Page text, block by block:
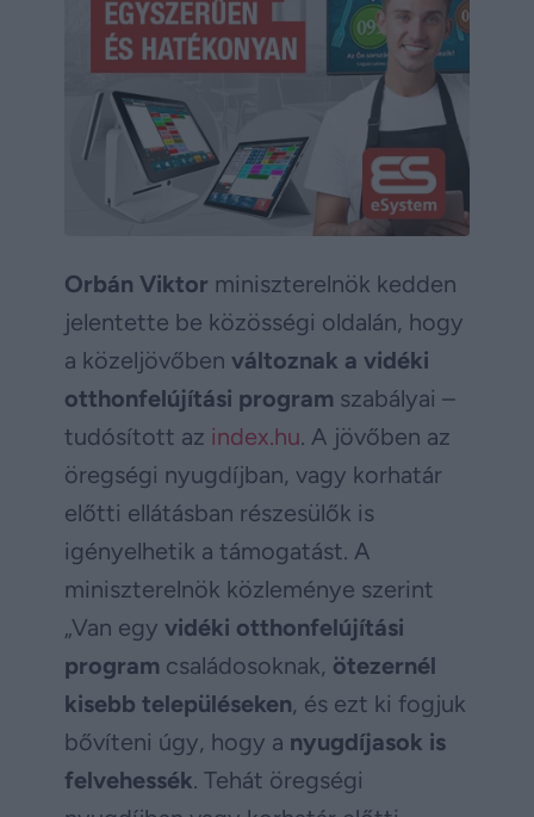
Orbán Viktor miniszterelnök kedden
jelentette be közösségi oldalán, hogy
a közeljövőben változnak a vidéki
otthonfelújítási program szabályai –
tudósított az index.hu. A jövőben az
öregségi nyugdíjban, vagy korhatár
előtti ellátásban részesülők is
igényelhetik a támogatást. A
miniszterelnök közleménye szerint
„Van egy vidéki otthonfelújítási
program családosoknak, ötezernél
kisebb településeken, és ezt ki fogjuk
bővíteni úgy, hogy a nyugdíjasok is
felvehessék. Tehát öregségi